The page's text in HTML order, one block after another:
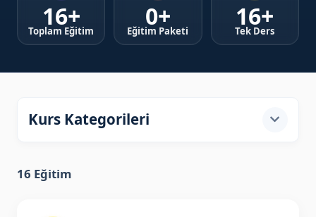
16+
Toplam Eğitim 0+
Eğitim Paketi 16+
Tek Ders
Kurs Kategorileri
16 Eğitim